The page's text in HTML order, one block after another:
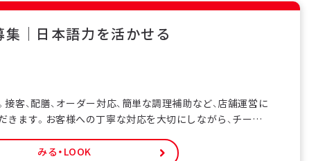
｜日本語力を活かせる
客、配膳、オーダー対応、簡単な調理補助など、店舗運営に
きます。お客様への丁寧な対応を大切にしながら、チーム
の方でも研修制度があり、日本の飲食サービスを基礎から
みる・LOOK